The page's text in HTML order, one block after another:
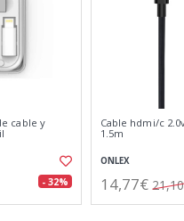
cable y
- 32%
Cable hdmi/c
1.5m
ONLEX
14,77€